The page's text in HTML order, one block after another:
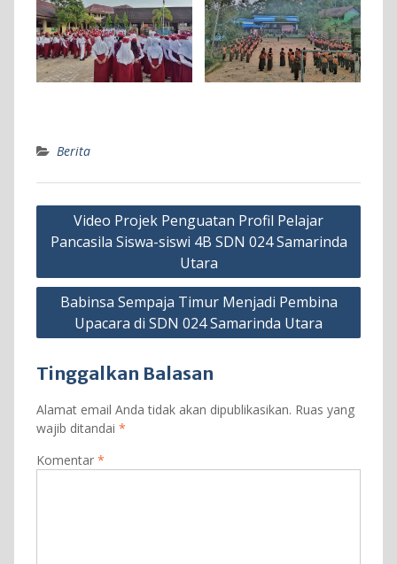
Berita
Navigasi
pos
Video Projek Penguatan Profil Pelajar
Pancasila Siswa-siswi 4B SDN 024 Samarinda
Utara
Babinsa Sempaja Timur Menjadi Pembina
Upacara di SDN 024 Samarinda Utara
Tinggalkan Balasan
Alamat email Anda tidak akan dipublikasikan. Ruas yang
wajib ditandai *
Komentar *